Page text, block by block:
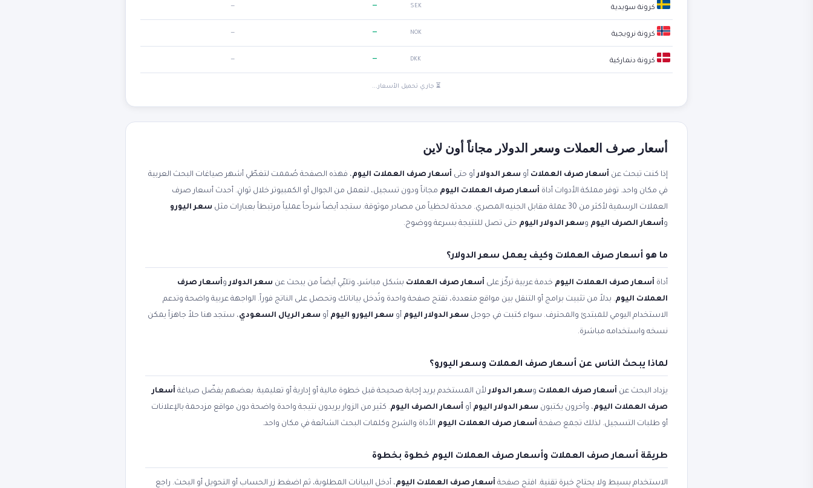
كرونة سويدية SEK
—
—
كرونة نرويجية NOK
—
—
كرونة دنماركية DKK
—
—
⏳ جاري تحميل الأسعار...
أسعار صرف العملات وسعر الدولار مجاناً أون لاين
إذا كنت تبحث عن أسعار صرف العملات أو سعر الدولارأو حتى أسعار صرف العملات اليوم، فهذه الصفحة صُممت لتغطّي أشهر صياغات البحث العربية
في مكان واحد. توفر مملكة الأدوات أداة أسعار صرف العملات اليوم مجاناً ودون تسجيل، لتعمل من الجوال أو الكمبيوتر خلال ثوانٍ. أحدث أسعار صرف
العملات الرسمية لأكثر من 30 عملة مقابل الجنيه المصري. محدثة لحظياً من مصادر موثوقة. ستجد أيضاً شرحاً عملياً مرتبطاً بعبارات مثل
سعر اليورو
وأسعار الصرف اليوم وسعر الدولار اليوم حتى تصل للنتيجة بسرعة ووضوح.
ما هو أسعار صرف العملات وكيف يعمل سعر الدولار؟
أداة أسعار صرف العملات اليوم خدمة عربية تركّز على أسعار صرف العملات بشكل مباشر، وتلبّي أيضاً من يبحث عن سعر الدولاروأسعار صرف
العملات اليوم. بدلاً من تثبيت برامج أو التنقل بين مواقع متعددة، تفتح صفحة واحدة وتُدخل بياناتك وتحصل على الناتج فوراً. الواجهة عربية واضحة وتدعم
الاستخدام اليومي للمبتدئ والمحترف. سواء كتبت في جوجل سعر الدولار اليوم أو سعر اليورو اليوم أو سعر الريال السعودي، ستجد هنا حلاً جاهزاً يمكن
نسخه واستخدامه مباشرة.
لماذا يبحث الناس عن أسعار صرف العملات وسعر اليورو؟
يزداد البحث عن أسعار صرف العملات وسعر الدولارلأن المستخدم يريد إجابة صحيحة قبل خطوة مالية أو إدارية أو تعليمية. بعضهم يفضّل صياغة أسعار
صرف العملات اليوم، وآخرون يكتبون سعر الدولار اليوم أو أسعار الصرف اليوم. كثير من الزوار يريدون نتيجة واحدة واضحة دون مواقع مزدحمة بالإعلانات
أو طلبات التسجيل. لذلك تجمع صفحة أسعار صرف العملات اليوم الأداة والشرح وكلمات البحث الشائعة في مكان واحد.
طريقة أسعار صرف العملات وأسعار صرف العملات اليوم خطوة بخطوة
الاستخدام بسيط ولا يحتاج خبرة تقنية. افتح صفحة أسعار صرف العملات اليوم، أدخل البيانات المطلوبة، ثم اضغط زر الحساب أو التحويل أو البحث. راجع